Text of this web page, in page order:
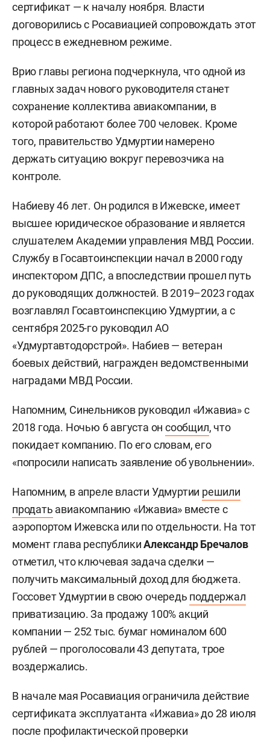
сертификат — к началу ноября. Власти
договорились с Росавиацией сопровождать этот
процесс в ежедневном режиме.
Врио главы региона подчеркнула, что одной из
главных задач нового руководителя станет
сохранение коллектива авиакомпании, в
которой работают более 700 человек. Кроме
того, правительство Удмуртии намерено
держать ситуацию вокруг перевозчика на
контроле.
Набиеву 46 лет. Он родился в Ижевске, имеет
высшее юридическое образование и является
слушателем Академии управления МВД России.
Службу в Госавтоинспекции начал в 2000 году
инспектором ДПС, а впоследствии прошел путь
до руководящих должностей. В 2019–2023 годах
возглавлял Госавтоинспекцию Удмуртии, а с
сентября 2025-го руководил АО
«Удмуртавтодорстрой». Набиев — ветеран
боевых действий, награжден ведомственными
наградами МВД России.
Напомним, Синельников руководил «Ижавиа» с
2018 года. Ночью 6 августа онсообщил, что
покидает компанию. По его словам, его
«попросили написать заявление об увольнении».
Напомним, в апреле власти Удмуртии решили
продать авиакомпанию «Ижавиа» вместе с
аэропортом Ижевска или по отдельности. На тот
момент глава республикиАлександр Бречалов
отметил, что ключевая задача сделки —
получить максимальный доход для бюджета.
Госсовет Удмуртии в свою очередь поддержал
приватизацию. За продажу 100% акций
компании — 252 тыс. бумаг номиналом 600
рублей — проголосовали 43 депутата, трое
воздержались.
В начале мая Росавиация ограничила действие
сертификата эксплуатанта «Ижавиа» до 28 июля
после профилактической проверки